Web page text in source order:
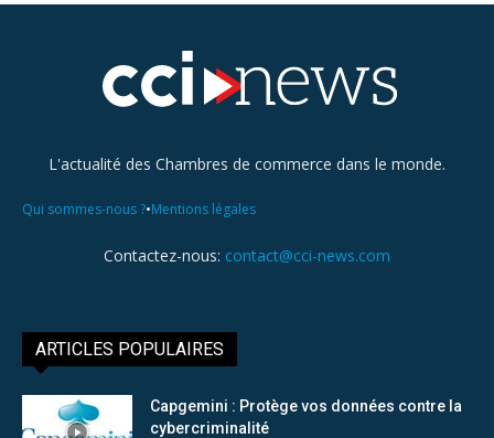
L'actualité des Chambres de commerce dans le monde.
Qui sommes-nous ?•Mentions légales
Contactez-nous: contact@cci-news.com
ARTICLES POPULAIRES
Capgemini : Protège vos données contre la
cybercriminalité